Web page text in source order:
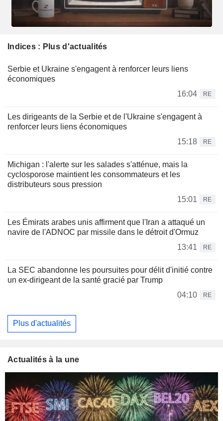
Indices : Plus d'actualités
Serbie et Ukraine s'engagent à renforcer leurs liens
économiques
16:04
RE
Les dirigeants de la Serbie et de l'Ukraine s'engagent à
renforcer leurs liens économiques
15:18
RE
Michigan : l'alerte sur les salades s'atténue, mais la
cyclosporose maintient les consommateurs et les
distributeurs sous pression
15:01
RE
Les Émirats arabes unis affirment que l'Iran a attaqué un
navire de l'ADNOC par missile dans le détroit d'Ormuz
13:41
RE
La SEC abandonne les poursuites pour délit d'initié contre
un ex-dirigeant de la santé gracié par Trump
04:10
RE
Plus d'actualités
Actualités à la une